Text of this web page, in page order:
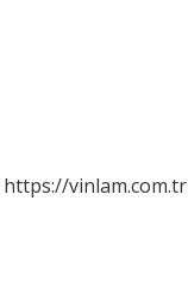
https://vinlam.com.tr